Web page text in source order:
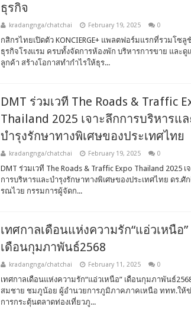
ธุรกิจ
kradangnga/chatchai February 19, 2025 0
กสิกรไทยเปิดตัว KONCIERGE+ แพลตฟอร์มแรกที่รวมโซลู
ธุรกิจโรงแรม ครบทั้งจัดการห้องพัก บริหารการขาย และดู
ลูกค้า สร้างโอกาสทำกำไรให้ธุร...
DMT ร่วมเวที The Roads & Traffic
Thailand 2025 เจาะลึกการบริหารแล
บำรุงรักษาทางพิเศษของประเทศไทย
kradangnga/chatchai February 19, 2025 0
DMT ร่วมเวที The Roads & Traffic Expo Thailand 2025 เ
การบริหารและบำรุงรักษาทางพิเศษของประเทศไทย ดร.ศั
รณไวย กรรมการผู้จัดก...
เทศกาลเดือนแห่งความรัก“แอ่วเหนือ”
เดือนกุมภาพันธ์2568
kradangnga/chatchai February 11, 2025 0
เทศกาลเดือนแห่งความรัก“แอ่วเหนือ” เดือนกุมภาพันธ์
สมชาย ชมภูน้อย ผู้อำนวยการภูมิภาคภาคเหนือ ททท.ให้ข่
การกระตุ้นตลาดท่องเที่ยวภู...